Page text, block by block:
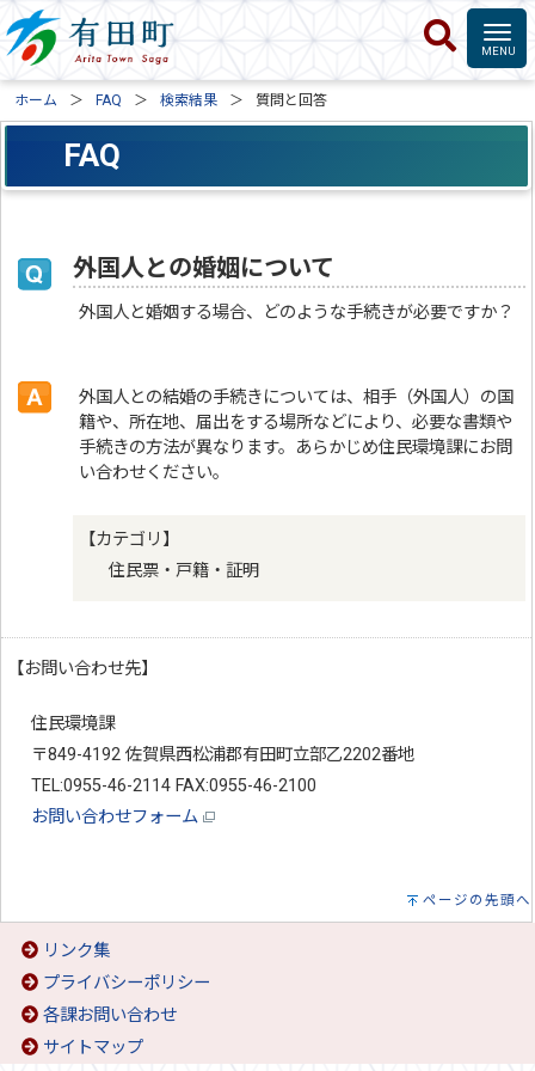
ホーム FAQ 検索結果 質問と回答
FAQ
外国人との婚姻について
外国人と婚姻する場合、どのような手続きが必要ですか？
外国人との結婚の手続きについては、相手（外国人）の国
籍や、所在地、届出をする場所などにより、必要な書類や
手続きの方法が異なります。あらかじめ住民環境課にお問
い合わせください。
【カテゴリ】
住民票・戸籍・証明
【お問い合わせ先】
住民環境課
〒849-4192 佐賀県西松浦郡有田町立部乙2202番地
TEL:0955-46-2114 FAX:0955-46-2100
お問い合わせフォーム
ページの先頭へ
リンク集
プライバシーポリシー
各課お問い合わせ
サイトマップ